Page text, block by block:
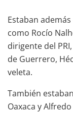
Estaban
como Rocío
dirigente del
de Guerrero,
veleta.
También
Oaxaca y